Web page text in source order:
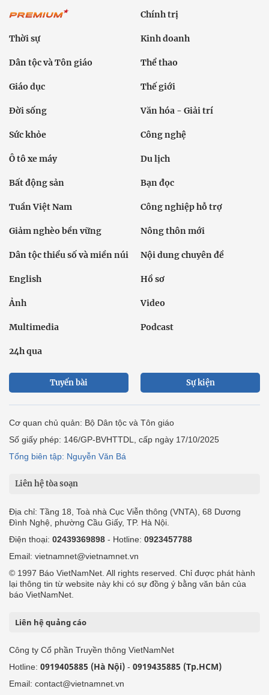
Chính trị
Thời sự Kinh doanh
Dân tộc và Tôn giáo Thể thao
Giáo dục Thế giới
Đời sống Văn hóa - Giải trí
Sức khỏe Công nghệ
Ô tô xe máy Du lịch
Bất động sản Bạn đọc
Tuần Việt Nam Công nghiệp hỗ trợ
Giảm nghèo bền vững Nông thôn mới
Dân tộc thiểu số và miền núi Nội dung chuyên đề
English Hồ sơ
Ảnh Video
Multimedia Podcast
24h qua
Tuyến bài Sự kiện
Cơ quan chủ quản: Bộ Dân tộc và Tôn giáo
Số giấy phép: 146/GP-BVHTTDL, cấp ngày 17/10/2025
Tổng biên tập: Nguyễn Văn Bá
Liên hệ tòa soạn
Địa chỉ: Tầng 18, Toà nhà Cục Viễn thông (VNTA), 68 Dương
Đình Nghệ, phường Cầu Giấy, TP. Hà Nội.
Điện thoại: 02439369898 - Hotline: 0923457788
Email: vietnamnet@vietnamnet.vn
© 1997 Báo VietNamNet. All rights reserved. Chỉ được phát hành
lại thông tin từ website này khi có sự đồng ý bằng văn bản của
báo VietNamNet.
Liên hệ quảng cáo
Công ty Cổ phần Truyền thông VietNamNet
Hotline: 0919405885 (Hà Nội) - 0919435885 (Tp.HCM)
Email: contact@vietnamnet.vn